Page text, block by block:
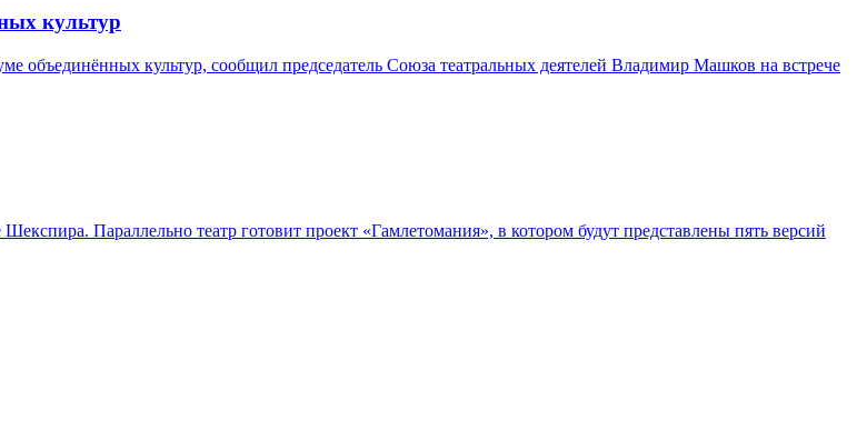
культур
объединённых культур, сообщил председатель Союза театральных деятелей Владимир Машков на встрече
Параллельно театр готовит проект «Гамлетомания», в котором будут представлены пять версий